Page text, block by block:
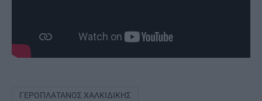
ΓΕΡΟΠΛΆΤΑΝΟΣ ΧΑΛΚΙΔΙΚΉΣ